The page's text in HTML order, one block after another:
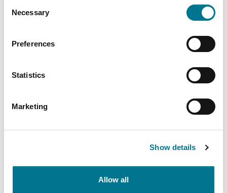
Selection
Necessary
Preferences
Statistics
Marketing
Show details
Allow all
developments in India in
2022
(9 Maggio 2024)by